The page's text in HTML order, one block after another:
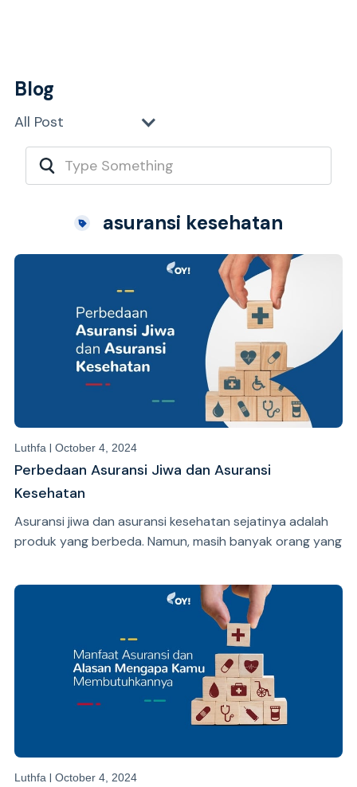
Blog
All Post
asuransi kesehatan
Luthfa | October 4, 2024
Perbedaan Asuransi Jiwa dan Asuransi
Kesehatan
Asuransi jiwa dan asuransi kesehatan sejatinya adalah
produk yang berbeda. Namun, masih banyak orang yang
Luthfa | October 4, 2024